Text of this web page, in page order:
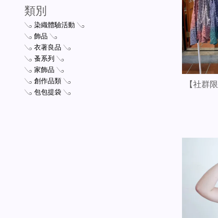
類別
𓂅 染織體驗活動 𓂅
𓂅 飾品 𓂅
𓂅 衣著良品 𓂅
𓂅 蚤系列 𓂅
𓂅 家飾品 𓂅
𓂅 創作品類 𓂅
𓂅 包包提袋 𓂅
【社群